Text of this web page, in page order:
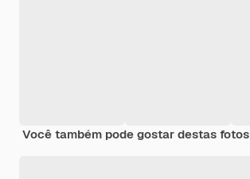
Você também pode gostar destas fotos